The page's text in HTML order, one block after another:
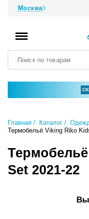
Москва
Главная Каталог
Термобельё Viking Riko
Set 2021-22